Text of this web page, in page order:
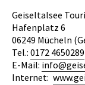
Geiseltalsee
Hafenplatz 6
06249 Mücheln
Tel.: 0172 4650289
E-Mail:
Internet: